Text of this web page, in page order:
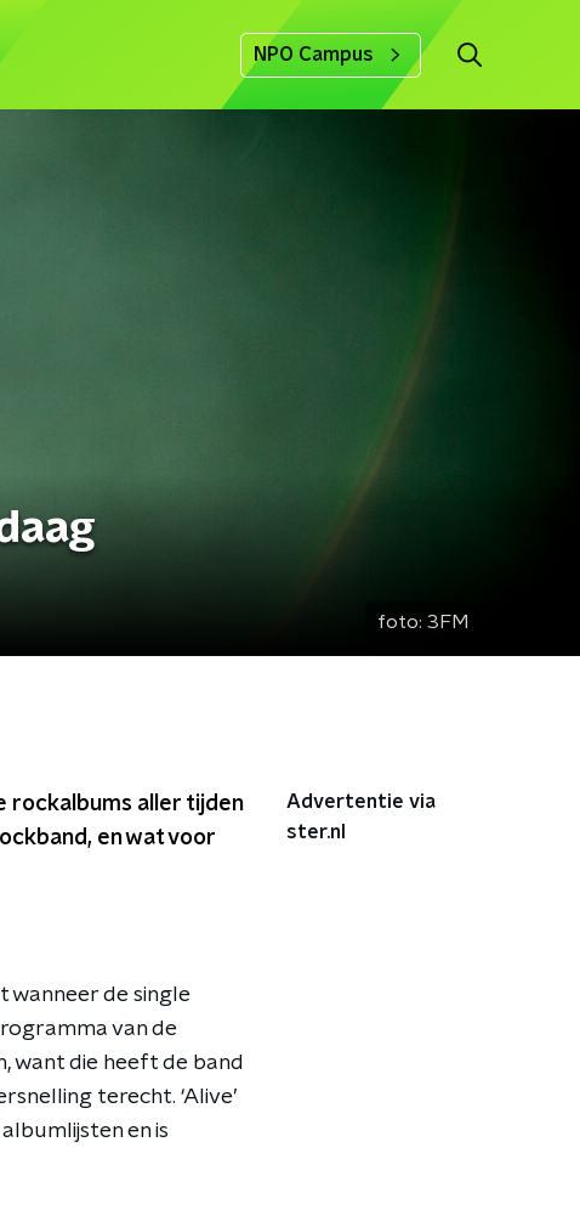
NPO Campus
foto: 3FM
rockalbums aller tijden
en wat voor
wanneer de single
van de
want die heeft de band
terecht. ‘Alive’
en is
Advertentie via
ster.nl